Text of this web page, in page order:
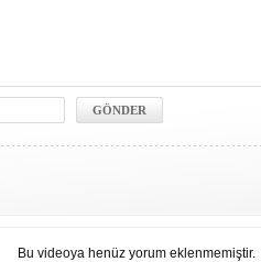
Bu videoya henüz yorum eklenmemiştir.